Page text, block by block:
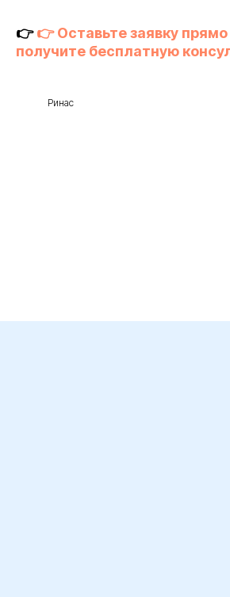
👉👉 Оставьте заявку
получите бесплатную
Ринас